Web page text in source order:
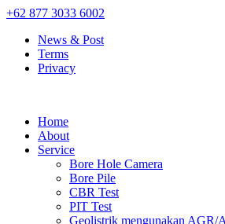
+62 877 3033 6002
News & Post
Terms
Privacy
Home
About
Service
Bore Hole Camera
Bore Pile
CBR Test
PIT Test
Geolistrik mengunakan